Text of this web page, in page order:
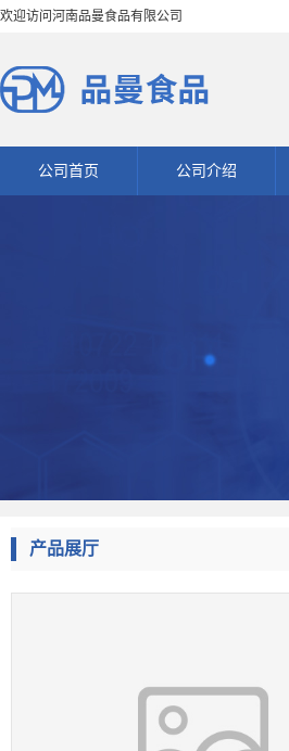
欢迎访问河南品曼食品有限公司
公司首页 公司介绍
产品展厅